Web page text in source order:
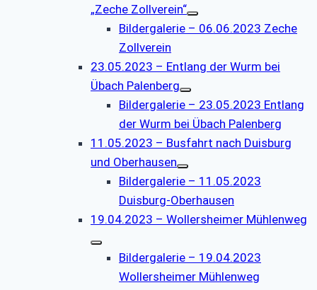
„Zeche Zollverein“
Bildergalerie – 06.06.2023 Zeche
Zollverein
23.05.2023 – Entlang der Wurm bei
Übach Palenberg
Bildergalerie – 23.05.2023 Entlang
der Wurm bei Übach Palenberg
11.05.2023 – Busfahrt nach Duisburg
und Oberhausen
Bildergalerie – 11.05.2023
Duisburg-Oberhausen
19.04.2023 – Wollersheimer Mühlenweg
Bildergalerie – 19.04.2023
Wollersheimer Mühlenweg